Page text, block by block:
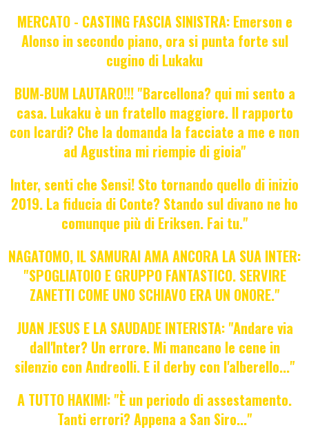
MERCATO - CASTING FASCIA SINISTRA: Emerson e
Alonso in secondo piano, ora si punta forte sul
cugino di Lukaku
BUM-BUM LAUTARO!!! "Barcellona? qui mi sento a
casa. Lukaku è un fratello maggiore. Il rapporto
con Icardi? Che la domanda la facciate a me e non
ad Agustina mi riempie di gioia"
Inter, senti che Sensi! Sto tornando quello di inizio
2019. La fiducia di Conte? Stando sul divano ne ho
comunque più di Eriksen. Fai tu."
NAGATOMO, IL SAMURAI AMA ANCORA LA SUA INTER:
"SPOGLIATOIO E GRUPPO FANTASTICO. SERVIRE
ZANETTI COME UNO SCHIAVO ERA UN ONORE."
JUAN JESUS E LA SAUDADE INTERISTA: "Andare via
dall'Inter? Un errore. Mi mancano le cene in
silenzio con Andreolli. E il derby con l'alberello..."
A TUTTO HAKIMI: "È un periodo di assestamento.
Tanti errori? Appena a San Siro..."